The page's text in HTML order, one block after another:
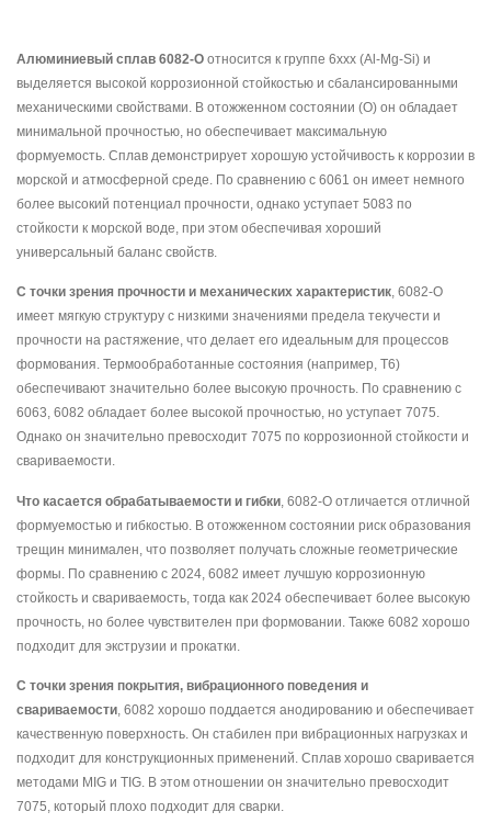
Алюминиевый сплав 6082-O относится к группе 6xxx (Al-Mg-Si) и
выделяется высокой коррозионной стойкостью и сбалансированными
механическими свойствами. В отожженном состоянии (O) он обладает
минимальной прочностью, но обеспечивает максимальную
формуемость. Сплав демонстрирует хорошую устойчивость к коррозии в
морской и атмосферной среде. По сравнению с 6061 он имеет немного
более высокий потенциал прочности, однако уступает 5083 по
стойкости к морской воде, при этом обеспечивая хороший
универсальный баланс свойств.
С точки зрения прочности и механических характеристик, 6082-O
имеет мягкую структуру с низкими значениями предела текучести и
прочности на растяжение, что делает его идеальным для процессов
формования. Термообработанные состояния (например, T6)
обеспечивают значительно более высокую прочность. По сравнению с
6063, 6082 обладает более высокой прочностью, но уступает 7075.
Однако он значительно превосходит 7075 по коррозионной стойкости и
свариваемости.
Что касается обрабатываемости и гибки , 6082-O отличается отличной
формуемостью и гибкостью. В отожженном состоянии риск образования
трещин минимален, что позволяет получать сложные геометрические
формы. По сравнению с 2024, 6082 имеет лучшую коррозионную
стойкость и свариваемость, тогда как 2024 обеспечивает более высокую
прочность, но более чувствителен при формовании. Также 6082 хорошо
подходит для экструзии и прокатки.
С точки зрения покрытия, вибрационного поведения и
свариваемости, 6082 хорошо поддается анодированию и обеспечивает
качественную поверхность. Он стабилен при вибрационных нагрузках и
подходит для конструкционных применений. Сплав хорошо сваривается
методами MIG и TIG. В этом отношении он значительно превосходит
7075, который плохо подходит для сварки.